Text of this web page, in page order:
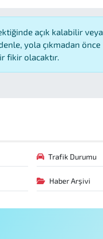
açık kalabilir veya
yola çıkmadan önce
fikir olacaktır.
Trafik Durumu
Haber Arşivi